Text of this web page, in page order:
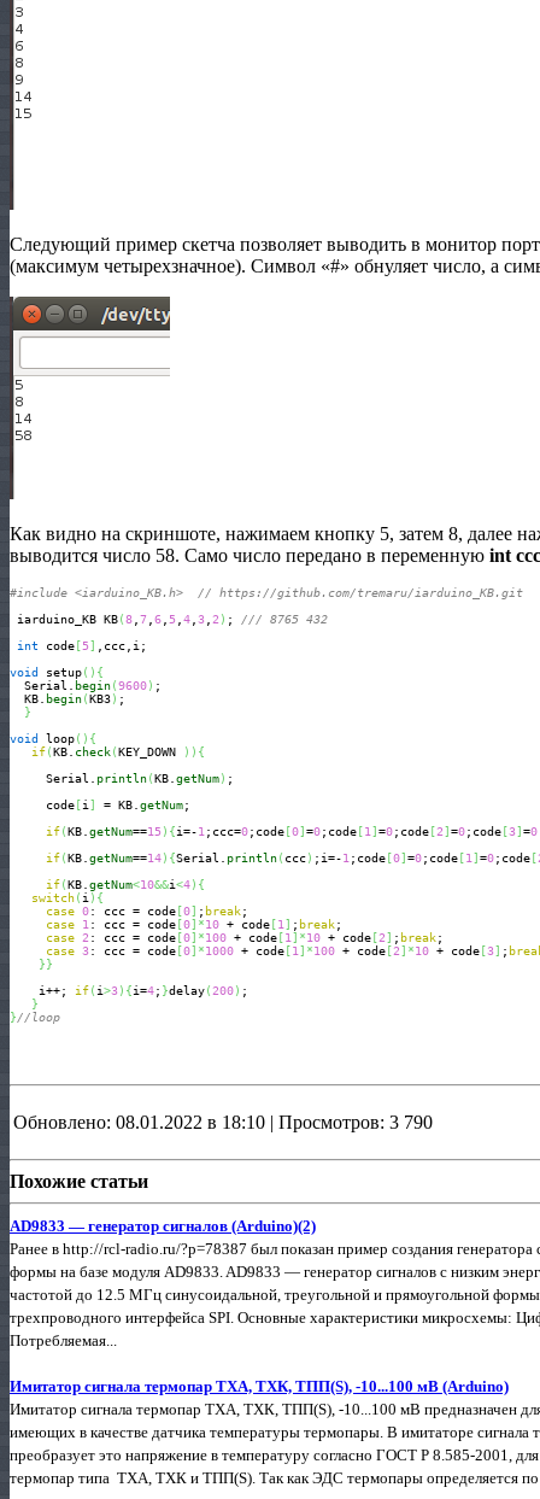
Следующий пример скетча позволяет выводить в монитор
(максимум четырехзначное). Символ «#» обнуляет число, а
Как видно на скриншоте, нажимаем кнопку 5, затем 8, далее
выводится число 58. Само число передано в переменную int ccc
#include <iarduino_KB.h>  // https://github.com/tremaru/iarduino_KB.git
iarduino_KB KB(8 7 6 5 4 3 2 ) ; /// 8765 432
int code [5]
,ccc,i;
void setup( ) {
  Serial.
begin(9600) ;
  KB.
begin(KB3) ;
}
void loop( ) {
if(KB. check(KEY_DOWN ) ) {
     Serial.
println(KB. getNum) ;
     code
[i ] = KB. getNum;
if(KB. getNum==15) {i=-1 ;ccc=0;code [0] =0;code [1 ] =0;code [2] =0;code [3] =0
if(KB. getNum==14) {Serial. println( ccc) ;i=-1 ;code [0] =0;code [1 ] =0;code [
if(KB. getNum<10&&i<4) {
switch( i ) {
case 0: ccc = code [0] ; break;
case
1 : ccc = code [0] *10 + code [1 ] ; break;
case 2 : ccc = code [0] *100 + code [1 ] *10 + code [2] ; break;
case 3: ccc = code [0] *1000 + code [1 ] *100 + code [2] *10 + code [3] ;
}}
    i++;
if( i>3) {i=4; }delay(200) ;
}
}//loop
Обновлено: 08.01.2022 в 18:10 | Просмотров: 3 790
Похожие статьи
AD9833 — генератор сигналов (Arduino)(2)
Ранее в http://rcl-radio.ru/?p=78387 был показан пример создания генератора
формы на базе модуля AD9833. AD9833 — генератор сигналов с низким
частотой до 12.5 МГц синусоидальной, треугольной и прямоугольной
трехпроводного интерфейса SPI. Основные характеристики микросхемы:
Потребляемая...
Имитатор сигнала термопар ТХА, ТХК, ТПП(S), -10...100 мВ (Arduino)
Имитатор сигнала термопар ТХА, ТХК, ТПП(S), -10...100 мВ предназначен
имеющих в качестве датчика температуры термопары. В имитаторе
преобразует это напряжение в температуру согласно ГОСТ Р 8.585-2001,
термопар типа ТХА, ТХК и ТПП(S). Так как ЭДС термопары определяется по